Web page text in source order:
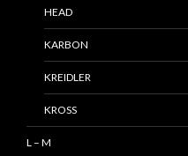
HEAD
KARBON
KREIDLER
KROSS
L – M